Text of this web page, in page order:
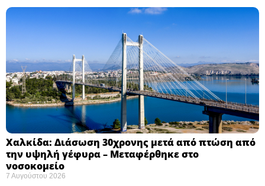
Χαλκίδα: Διάσωση 30χρονης μετά από πτώση από
την υψηλή γέφυρα – Μεταφέρθηκε στο
νοσοκομείο ​
7 Αυγούστου 2026